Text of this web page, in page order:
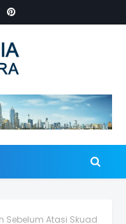
Sebelum Atasi Skuad